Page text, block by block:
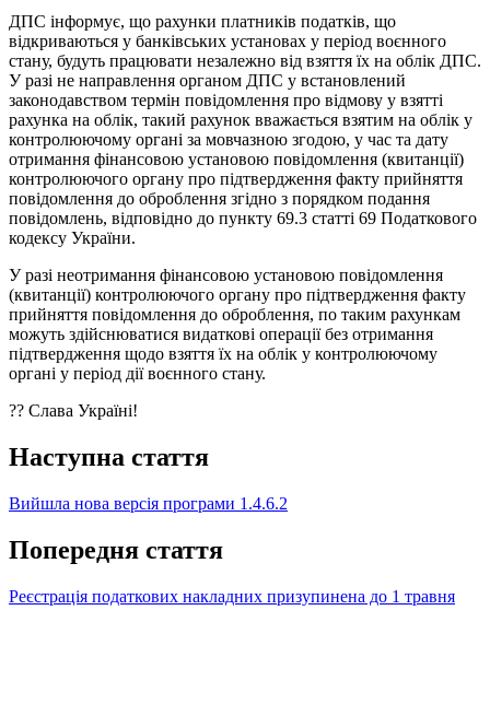
ДПС інформує, що рахунки платників податків, що
відкриваються у банківських установах у період воєнного
стану, будуть працювати незалежно від взяття їх на облік ДПС.
У разі не направлення органом ДПС у встановлений
законодавством термін повідомлення про відмову у взятті
рахунка на облік, такий рахунок вважається взятим на облік у
контролюючому органі за мовчазною згодою, у час та дату
отримання фінансовою установою повідомлення (квитанції)
контролюючого органу про підтвердження факту прийняття
повідомлення до оброблення згідно з порядком подання
повідомлень, відповідно до пункту 69.3 статті 69 Податкового
кодексу України.
У разі неотримання фінансовою установою повідомлення
(квитанції) контролюючого органу про підтвердження факту
прийняття повідомлення до оброблення, по таким рахункам
можуть здійснюватися видаткові операції без отримання
підтвердження щодо взяття їх на облік у контролюючому
органі у період дії воєнного стану.
?? Слава Україні!
Наступна стаття
Вийшла нова версія програми 1.4.6.2
Попередня стаття
Реєстрація податкових накладних призупинена до 1 травня